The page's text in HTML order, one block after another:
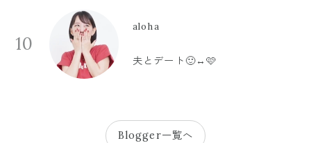
10
aloha
夫とデート🙂‍↔️🩷
Blogger一覧へ